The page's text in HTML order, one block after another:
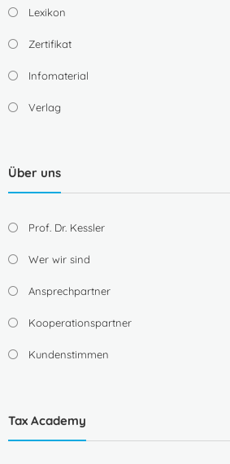
Lexikon
Zertifikat
Infomaterial
Verlag
Über uns
Prof. Dr. Kessler
Wer wir sind
Ansprechpartner
Kooperationspartner
Kundenstimmen
Tax Academy